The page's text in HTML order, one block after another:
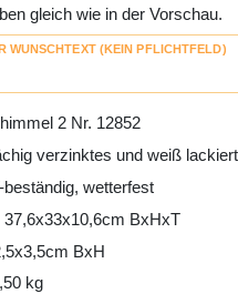
gleich wie in der Vorschau.
WUNSCHTEXT (KEIN PFLICHTFELD)
2 Nr. 12852
verzinktes und weiß
wetterfest
BxHxT
BxH
kg